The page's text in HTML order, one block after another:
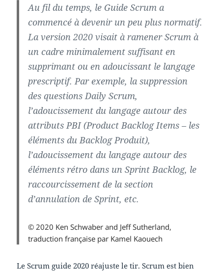
Au fil du temps, le Guide Scrum a
commencé à devenir un peu plus normatif.
La version 2020 visait à ramener Scrum à
un cadre minimalement suffisant en
supprimant ou en adoucissant le langage
prescriptif. Par exemple, la suppression
des questions Daily Scrum,
l’adoucissement du langage autour des
attributs PBI (Product Backlog Items – les
éléments du Backlog Produit),
l’adoucissement du langage autour des
éléments rétro dans un Sprint Backlog, le
raccourcissement de la section
d’annulation de Sprint, etc.
© 2020 Ken Schwaber and Jeff Sutherland,
traduction française par Kamel Kaouech
Le Scrum guide 2020 réajuste le tir. Scrum est bien